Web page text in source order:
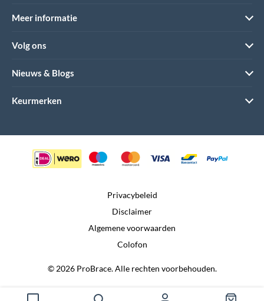
Meer informatie
Volg ons
Nieuws & Blogs
Keurmerken
© 2026 ProBrace. Alle rechten voorbehouden.
Privacybeleid
Disclaimer
Algemene voorwaarden
Colofon
Realisatie door: Dtch. Digitals